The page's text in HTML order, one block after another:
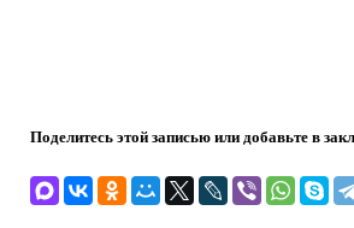
Поделитесь этой записью или добавьте в